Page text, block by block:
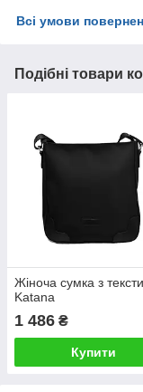
Всі умови
Подібні товари
Жіноча сумка з
Katana
1 486 ₴
Купити